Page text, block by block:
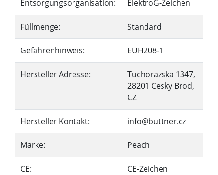
Entsorgungsorganisation: ElektroG-Zeichen
Füllmenge: Standard
Gefahrenhinweis: EUH208-1
Hersteller Adresse:
Tuchorazska 1347,
28201 Cesky Brod,
CZ
Hersteller Kontakt: info@buttner.cz
Marke: Peach
CE: CE-Zeichen